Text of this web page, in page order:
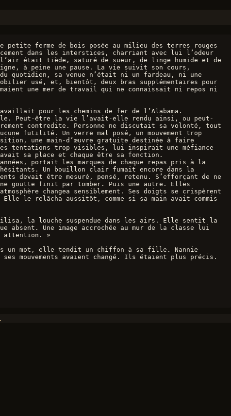
petite ferme de bois posée au milieu des terres rouges
dans les interstices, charriant avec lui l’odeur
était tiède, saturé de sueur, de linge humide et de
à peine une pause. La vie suivit son cours,
quotidien, sa venue n’était ni un fardeau, ni une
usé, et, bientôt, deux bras supplémentaires pour
une mer de travail qui ne connaissait ni repos ni
pour les chemins de fer de l’Alabama.
Peut-être la vie l’avait-elle rendu ainsi, ou peut-
contredite. Personne ne discutait sa volonté, tout
futilité. Un verre mal posé, un mouvement trop
une main-d’œuvre gratuite destinée à faire
tentations trop visibles, lui inspirait une méfiance
sa place et chaque être sa fonction.
portait les marques de chaque repas pris à la
Un bouillon clair fumait encore dans la
devait être mesuré, pensé, retenu. S’efforçant de ne
goutte finit par tomber. Puis une autre. Elles
changea sensiblement. Ses doigts se crispèrent
le relâcha aussitôt, comme si sa main avait commis
la louche suspendue dans les airs. Elle sentit la
absent. Une image accrochée au mur de la classe lui
attention. »
un mot, elle tendit un chiffon à sa fille. Nannie
mouvements avaient changé. Ils étaient plus précis.